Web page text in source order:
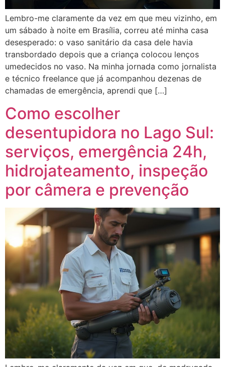
Lembro-me claramente da vez em que meu vizinho, em
um sábado à noite em Brasília, correu até minha casa
desesperado: o vaso sanitário da casa dele havia
transbordado depois que a criança colocou lenços
umedecidos no vaso. Na minha jornada como jornalista
e técnico freelance que já acompanhou dezenas de
chamadas de emergência, aprendi que […]
Como escolher
desentupidora no Lago Sul:
serviços, emergência 24h,
hidrojateamento, inspeção
por câmera e prevenção